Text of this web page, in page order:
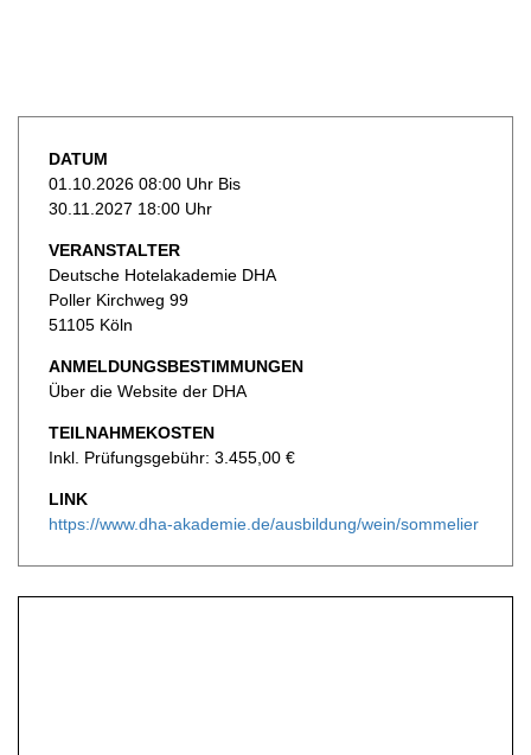
DATUM
01.10.2026 08:00 Uhr Bis
30.11.2027 18:00 Uhr
VERANSTALTER
Deutsche Hotelakademie DHA
Poller Kirchweg 99
51105 Köln
ANMELDUNGSBESTIMMUNGEN
Über die Website der DHA
TEILNAHMEKOSTEN
Inkl. Prüfungsgebühr: 3.455,00 €
LINK
https://www.dha-akademie.de/ausbildung/wein/sommelier